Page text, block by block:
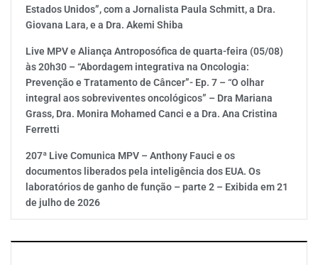
Estados Unidos”, com a Jornalista Paula Schmitt, a Dra.
Giovana Lara, e a Dra. Akemi Shiba
Live MPV e Aliança Antroposófica de quarta-feira (05/08)
às 20h30 – “Abordagem integrativa na Oncologia:
Prevenção e Tratamento de Câncer”- Ep. 7 – “O olhar
integral aos sobreviventes oncológicos” – Dra Mariana
Grass, Dra. Monira Mohamed Canci e a Dra. Ana Cristina
Ferretti
207ª Live Comunica MPV – Anthony Fauci e os
documentos liberados pela inteligência dos EUA. Os
laboratórios de ganho de função – parte 2 – Exibida em 21
de julho de 2026